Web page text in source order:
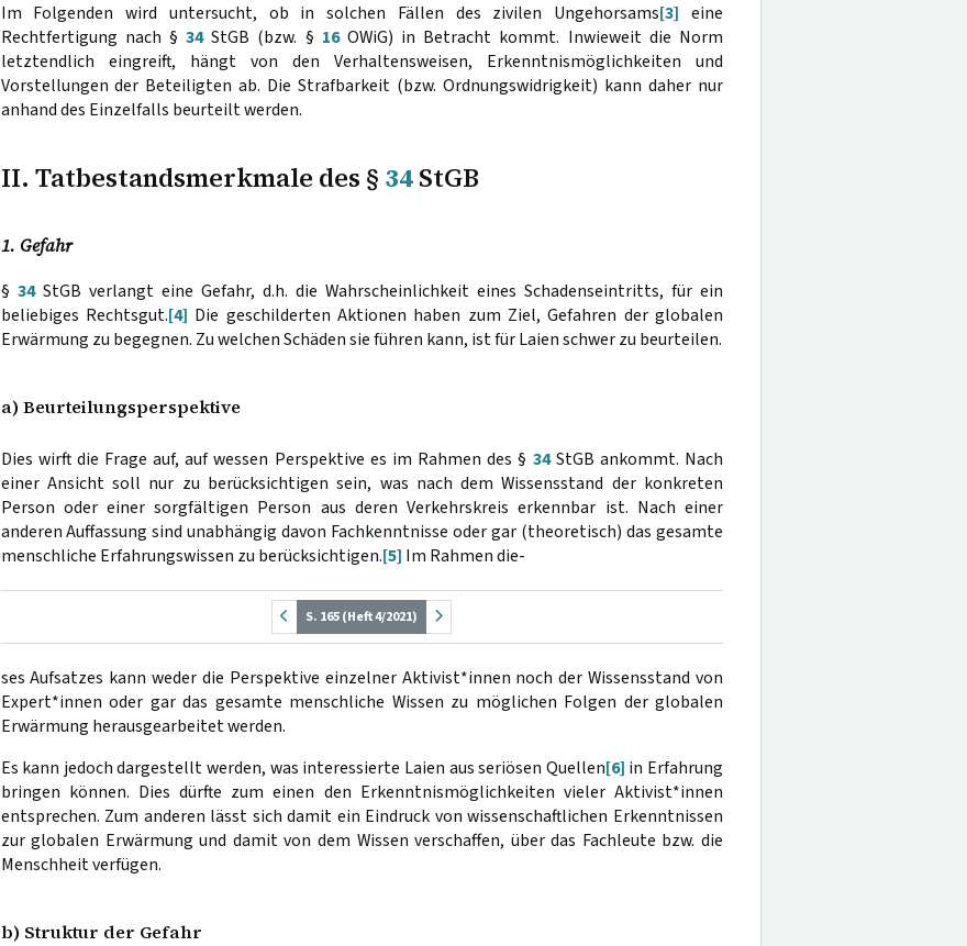
Im Folgenden wird untersucht, ob in solchen Fällen des zivilen Ungehorsams[3] eine
Rechtfertigung nach §34StGB (bzw. § 16OWiG) in Betracht kommt. Inwieweit die Norm
letztendlich eingreift, hängt von den Verhaltensweisen, Erkenntnismöglichkeiten und
Vorstellungen der Beteiligten ab. Die Strafbarkeit (bzw. Ordnungswidrigkeit) kann daher nur
anhand des Einzelfalls beurteilt werden.
II. Tatbestandsmerkmale des § 34StGB
1. Gefahr
§ 34StGB verlangt eine Gefahr, d.h. die Wahrscheinlichkeit eines Schadenseintritts, für ein
beliebiges Rechtsgut.[4] Die geschilderten Aktionen haben zum Ziel, Gefahren der globalen
Erwärmung zu begegnen. Zu welchen Schäden sie führen kann, ist für Laien schwer zu beurteilen.
a) Beurteilungsperspektive
Dies wirft die Frage auf, auf wessen Perspektive es im Rahmen des § 34StGB ankommt. Nach
einer Ansicht soll nur zu berücksichtigen sein, was nach dem Wissensstand der konkreten
Person oder einer sorgfältigen Person aus deren Verkehrskreis erkennbar ist. Nach einer
anderen Auffassung sind unabhängig davon Fachkenntnisse oder gar (theoretisch) das gesamte
menschliche Erfahrungswissen zu berücksichtigen.[5] Im Rahmen die-
S. 165 (Heft 4/2021)
ses Aufsatzes kann weder die Perspektive einzelner Aktivist*innen noch der Wissensstand von
Expert*innen oder gar das gesamte menschliche Wissen zu möglichen Folgen der globalen
Erwärmung herausgearbeitet werden.
Es kann jedoch dargestellt werden, was interessierte Laien aus seriösen Quellen[6] in Erfahrung
bringen können. Dies dürfte zum einen den Erkenntnismöglichkeiten vieler Aktivist*innen
entsprechen. Zum anderen lässt sich damit ein Eindruck von wissenschaftlichen Erkenntnissen
zur globalen Erwärmung und damit von dem Wissen verschaffen, über das Fachleute bzw. die
Menschheit verfügen.
b) Struktur der Gefahr